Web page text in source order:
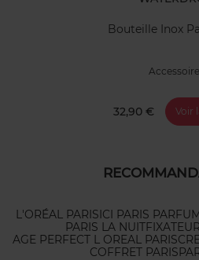
Bouteille Inox
32,90 € Voir
L'ORÉAL PARISICI PARIS
PARIS LA NUIT
AGE PERFECT L OREAL PARIS
COFFRET PARIS